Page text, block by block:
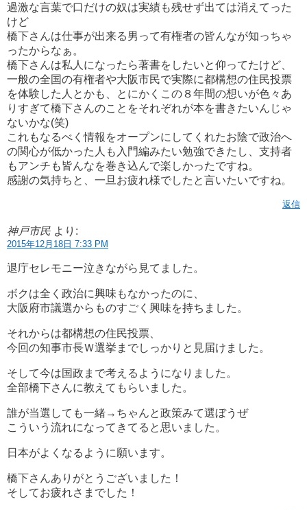
過激な言葉で口だけの奴は実績も残せず出ては消えてった
けど
橋下さんは仕事が出来る男って有権者の皆んなが知っちゃ
ったからなぁ。
橋下さんは私人になったら著書をしたいと仰ってたけど、
一般の全国の有権者や大阪市民で実際に都構想の住民投票
を体験した人とかも、とにかくこの８年間の想いが色々あ
りすぎて橋下さんのことをそれぞれが本を書きたいんじゃ
ないかな(笑)
これもなるべく情報をオープンにしてくれたお陰で政治へ
の関心が低かった人も入門編みたい勉強できたし、支持者
もアンチも皆んなを巻き込んで楽しかったですね。
感謝の気持ちと、一旦お疲れ様でしたと言いたいですね。
返信
神戸市民 より:
2015年12月18日 7:33 PM
退庁セレモニー泣きながら見てました。
ボクは全く政治に興味もなかったのに、
大阪府市議選からものすごく興味を持ちました。
それからは都構想の住民投票、
今回の知事市長Ｗ選挙までしっかりと見届けました。
そして今は国政まで考えるようになりました。
全部橋下さんに教えてもらいました。
誰が当選しても一緒→ちゃんと政策みて選ぼうぜ
こういう流れになってきてると思いました。
日本がよくなるように願います。
橋下さんありがとうございました！
そしてお疲れさまでした！